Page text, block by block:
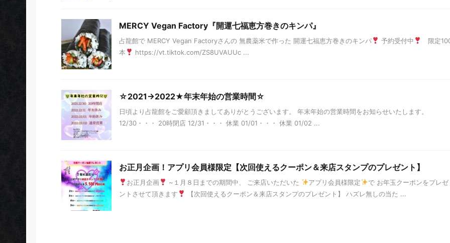
MERCY Vegan Factory『開運七福恵方巻きのキンパ』
占龍館で MERCY Vegan Factoryさんの 無農薬米で作った 開運七福恵方巻きのキンパ 予約受付中
限定
本
https://vt.tiktok.com/ZS8UVAUUc ...
☆2021→2022★年末年始の営業時間☆
日頃より占龍館をご愛顧頂きましてありがとうございます。 年末年始の営業時間をお知らせいたします。
12/30・・・ 20時閉店 12/31・・・ 休業 01/01・・・ 休業 01/02 ...
お正月企画！アプリ会員様限定【次回使えるクーポン＆来店スタンプのプレゼント】
お正月企画 ~１月８日までの期間中、 ご来店いただいた アプリ会員様限定
で お年玉クーポンをプレゼ
ントさせて頂きます
【次回使えるクーポン＆来店スタンプのプレゼント】 ハズレ無しの当た ...